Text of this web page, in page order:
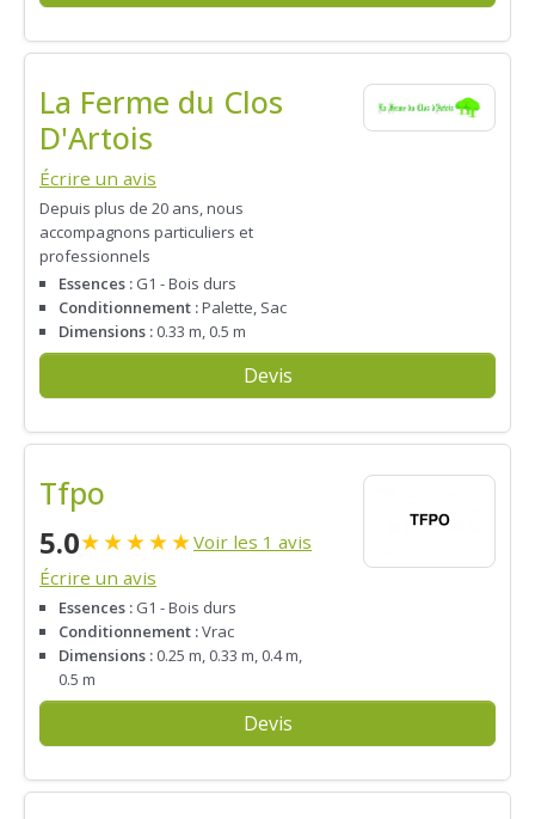
La Ferme du Clos
D'Artois
Écrire un avis
Depuis plus de 20 ans, nous
accompagnons particuliers et
professionnels
Essences : G1 - Bois durs
Conditionnement :Palette, Sac
Dimensions : 0.33 m, 0.5 m
Devis
Tfpo
5.0★★★★★Voir les 1 avis
Écrire un avis
Essences : G1 - Bois durs
Conditionnement :Vrac
Dimensions : 0.25 m, 0.33 m, 0.4 m,
0.5 m
Devis